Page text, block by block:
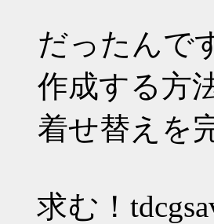
だったんで
作成する方
着せ替えを
求む！